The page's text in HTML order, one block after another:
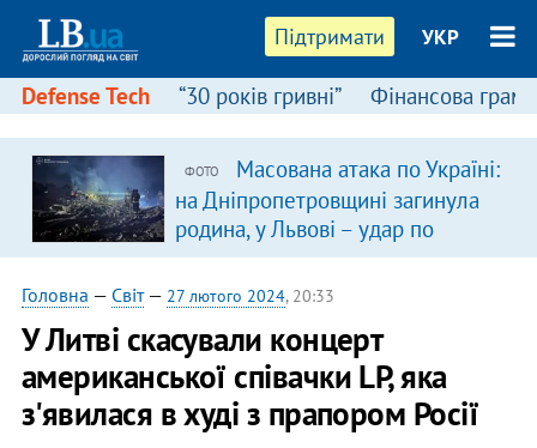
Підтримати УКР
Defense Tech “30 років гривні” Фінансова
ФОТО
Масована атака по Україні:
на Дніпропетровщині загинула
родина, у Львові – удар по
багатоповерхівках
(доповнюється)
Головна — Світ— 27 лютого 2024, 20:33
У Литві скасували концерт
американської співачки LP, яка
з'явилася в худі з прапором Росії